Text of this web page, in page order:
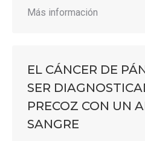
Más información
EL CÁNCER DE
SER
PRECOZ CON UN
SANGRE